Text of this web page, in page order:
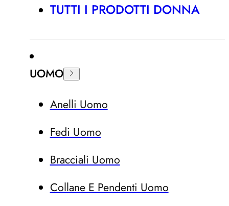
TUTTI I PRODOTTI DONNA
UOMO
Anelli Uomo
Fedi Uomo
Bracciali Uomo
Collane E Pendenti Uomo